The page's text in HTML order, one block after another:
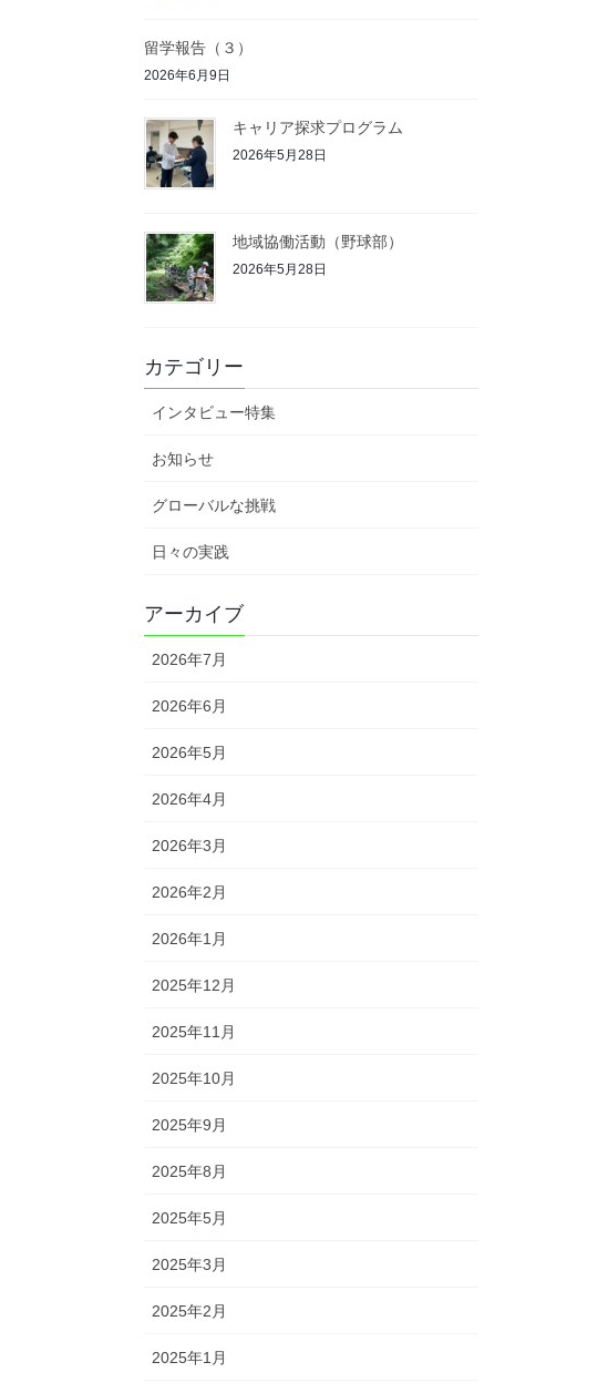
留学報告（３）
2026年6月9日
キャリア探求プログラム
2026年5月28日
地域協働活動（野球部）
2026年5月28日
カテゴリー
インタビュー特集
お知らせ
グローバルな挑戦
日々の実践
アーカイブ
2026年7月
2026年6月
2026年5月
2026年4月
2026年3月
2026年2月
2026年1月
2025年12月
2025年11月
2025年10月
2025年9月
2025年8月
2025年5月
2025年3月
2025年2月
2025年1月